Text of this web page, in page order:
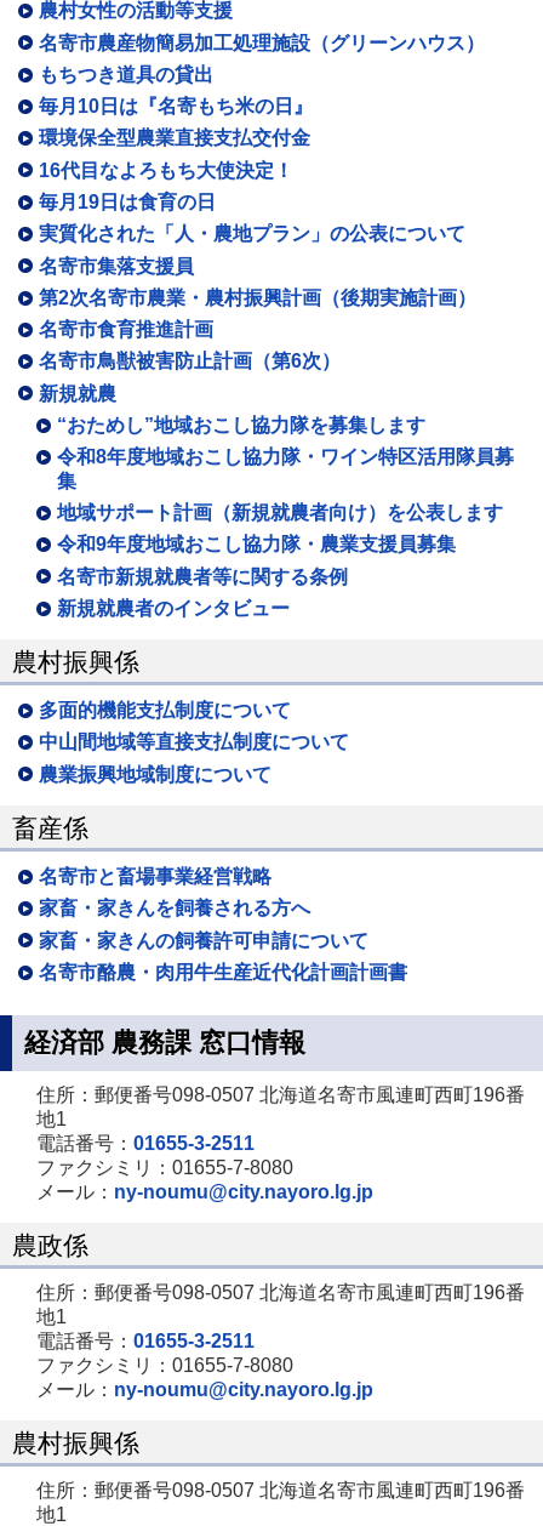
農村女性の活動等支援
名寄市農産物簡易加工処理施設（グリーンハウス）
もちつき道具の貸出
毎月10日は『名寄もち米の日』
環境保全型農業直接支払交付金
16代目なよろもち大使決定！
毎月19日は食育の日
実質化された「人・農地プラン」の公表について
名寄市集落支援員
第2次名寄市農業・農村振興計画（後期実施計画）
名寄市食育推進計画
名寄市鳥獣被害防止計画（第6次）
新規就農
“おためし”地域おこし協力隊を募集します
令和8年度地域おこし協力隊・ワイン特区活用隊員募
集
地域サポート計画（新規就農者向け）を公表します
令和9年度地域おこし協力隊・農業支援員募集
名寄市新規就農者等に関する条例
新規就農者のインタビュー
農村振興係
多面的機能支払制度について
中山間地域等直接支払制度について
農業振興地域制度について
畜産係
名寄市と畜場事業経営戦略
家畜・家きんを飼養される方へ
家畜・家きんの飼養許可申請について
名寄市酪農・肉用牛生産近代化計画計画書
経済部 農務課 窓口情報
住所：郵便番号098-0507 北海道名寄市風連町西町196番
地1
電話番号： 01655-3-2511
ファクシミリ：01655-7-8080
メール： ny-noumu@city.nayoro.lg.jp
農政係
住所：郵便番号098-0507 北海道名寄市風連町西町196番
地1
電話番号： 01655-3-2511
ファクシミリ：01655-7-8080
メール： ny-noumu@city.nayoro.lg.jp
農村振興係
住所：郵便番号098-0507 北海道名寄市風連町西町196番
地1